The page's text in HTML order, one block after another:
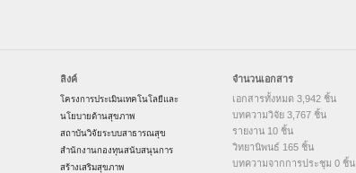
ลิงค์
โครงการประเมินเทคโนโลยีและ
นโยบายด้านสุขภาพ
สถาบันวิจัยระบบสาธารณสุข
สำนักงานกองทุนสนับสนุนการ
สร้างเสริมสุขภาพ
จำนวนเอกสาร
เอกสารทั้งหมด 3,942 ชิ้น
บทความวิจัย 3,767 ชิ้น
รายงาน 10 ชิ้น
วิทยานิพนธ์ 165 ชิ้น
บทความจากการประชุม 0 ชิ้น